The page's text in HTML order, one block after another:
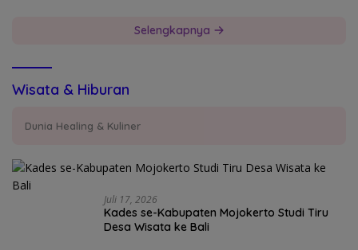
Selengkapnya
Wisata & Hiburan
Dunia Healing & Kuliner
Juli 17, 2026
Kades se-Kabupaten Mojokerto Studi Tiru
Desa Wisata ke Bali